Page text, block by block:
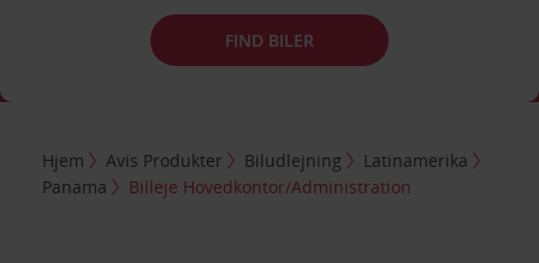
FIND BILER
Hjem Avis Produkter Biludlejning
Latinamerika
Panama
Billeje Hovedkontor/Administration